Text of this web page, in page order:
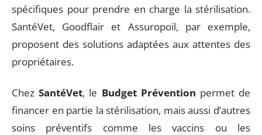
spécifiques pour prendre en charge la stérilisation.
SantéVet, Goodflair et Assuropoil, par exemple,
proposent des solutions adaptées aux attentes des
propriétaires.
ChezSantéVet, le Budget Prévention permet de
financer en partie la stérilisation, mais aussi d’autres
soins préventifs comme les vaccins ou les